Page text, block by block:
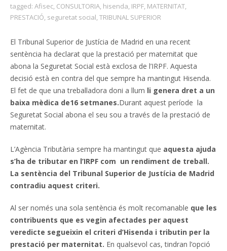
tagged: Afisec, CONSULTORIA, hisenda, IRPF, MATERNITAT,
PRESTACIÓ, seguretat social,TRIBUNAL SUPERIOR
El Tribunal Superior de Justícia de Madrid en una recent
sentència ha declarat que la prestació per maternitat que
abona la Seguretat Social està exclosa de l’IRPF. Aquesta
decisió està en contra del que sempre ha mantingut Hisenda.
El fet de que una treballadora doni a llum li genera dret a un
baixa mèdica de16 setmanes.Durant aquest període la
Seguretat Social abona el seu sou a través de la prestació de
maternitat.
L’Agència Tributària sempre ha mantingut que aquesta ajuda
s’ha de tributar en l’IRPF com un rendiment de treball.
La sentència del Tribunal Superior de Justícia de Madrid
contradiu aquest criteri.
Al ser només una sola sentència és molt recomanable que les
contribuents que es vegin afectades per aquest
veredicte segueixin el criteri d’Hisenda i tributin per la
prestació per maternitat. En qualsevol cas, tindran l’opció